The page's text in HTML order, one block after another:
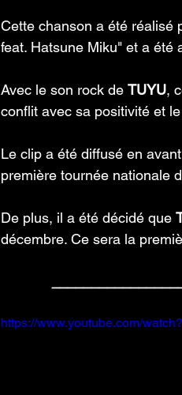
Cette chanson a été réalisé
feat. Hatsune Miku" et a été
Avec le son rock de TUYU,
conflit avec sa positivité et
Le clip a été diffusé en
première tournée nationale
De plus, il a été décidé que
décembre. Ce sera la
https://www.youtube.com/